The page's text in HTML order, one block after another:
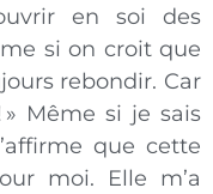
en soi des
si on croit que
rebondir. Car
» Même si je sais
que cette
moi. Elle m’a